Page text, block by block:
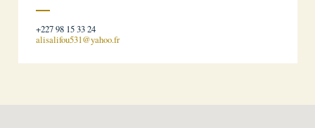
+227 98 15 33 24
alisalifou531@yahoo.fr